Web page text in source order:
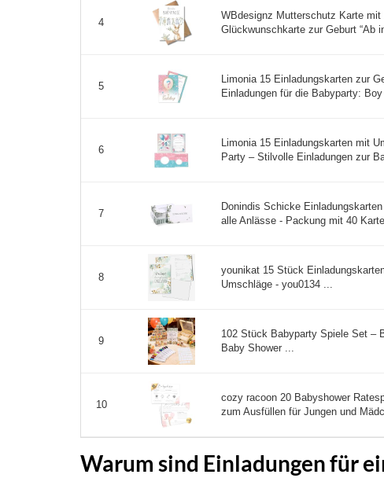
4
WBdesignz Mutterschutz Karte
Glückwunschkarte zur Geburt “Ab
5
Limonia 15 Einladungskarten zur
Einladungen für die Babyparty:
6
Limonia 15 Einladungskarten mit
Party – Stilvolle Einladungen zur
7
Donindis Schicke
alle Anlässe - Packung mit 40
8
younikat 15 Stück
Umschläge - you0134 ...
9
102 Stück Babyparty Spiele Set –
Baby Shower ...
10
cozy racoon 20 Babyshower
zum Ausfüllen für Jungen und
Warum sind Einladungen für